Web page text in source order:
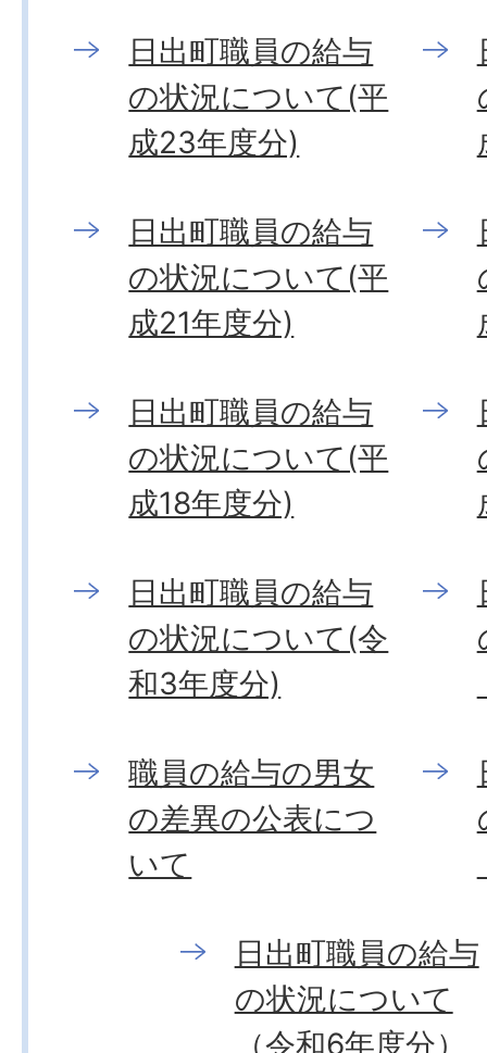
日出町職員の給与
の状況について(平
成23年度分)
日出町職員の給与
の状況について(平
成21年度分)
日出町職員の給与
の状況について(平
成18年度分)
日出町職員の給与
の状況について(令
和3年度分)
職員の給与の男女
の差異の公表につ
いて
日出町職員の給与
の状況について
（令和6年度分）